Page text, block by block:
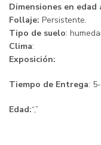
Dimensiones en edad
Follaje: Persistente.
Tipo de suelo:
Clima:
Exposición:
Tiempo de Entrega:
Edad:“,”